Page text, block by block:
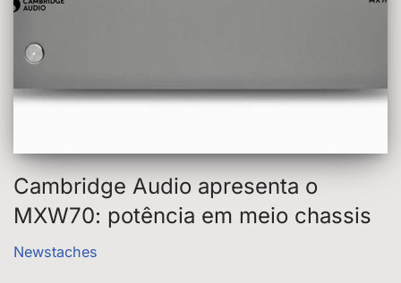
Cambridge Audio apresenta o
MXW70: potência em meio chassis
Newstaches